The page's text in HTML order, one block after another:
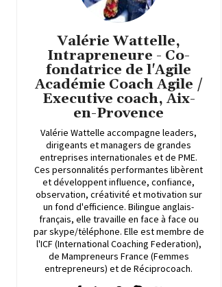
Valérie Wattelle,
Intrapreneure - Co-
fondatrice de l'Agile
Académie Coach Agile /
Executive coach, Aix-
en-Provence
Valérie Wattelle accompagne leaders,
dirigeants et managers de grandes
entreprises internationales et de PME.
Ces personnalités performantes libèrent
et développent influence, confiance,
observation, créativité et motivation sur
un fond d'efficience. Bilingue anglais-
français, elle travaille en face à face ou
par skype/tėléphone. Elle est membre de
l'ICF (International Coaching Federation),
de Mampreneurs France (Femmes
entrepreneurs) et de Réciprocoach.